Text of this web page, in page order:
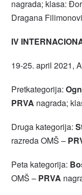
nagrada; klasa:
Dragana
IV
19-25. april 2021,
Pretkategorija:
PRVA nagrada;
Druga kategorija:
razreda OMŠ –
Peta kategorija:
OMŠ – PRVA